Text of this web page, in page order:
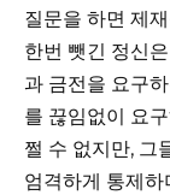
질문을 하면 제
한번 뺏긴 정신
과 금전을 요구
를 끊임없이 요
쩔 수 없지만, 그
엄격하게 통제